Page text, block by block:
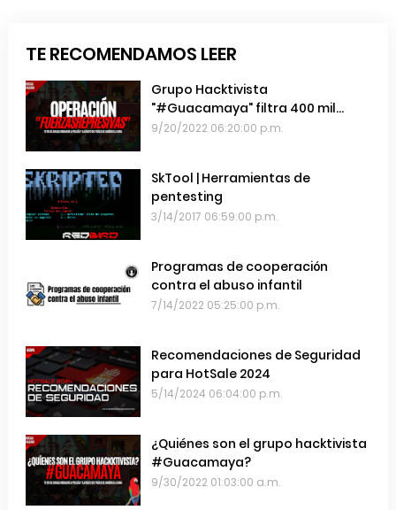
TE RECOMENDAMOS LEER
Grupo Hacktivista
"#Guacamaya" filtra 400 mil
emails de las Fuerzas Armadas de
9/20/2022 06:20:00 p.m.
SkTool | Herramientas de
pentesting
3/14/2017 06:59:00 p.m.
Programas de cooperación
contra el abuso infantil
7/14/2022 05:25:00 p.m.
Recomendaciones de Seguridad
para HotSale 2024
5/14/2024 06:04:00 p.m.
¿Quiénes son el grupo hacktivista
#Guacamaya?
9/30/2022 01:03:00 a.m.